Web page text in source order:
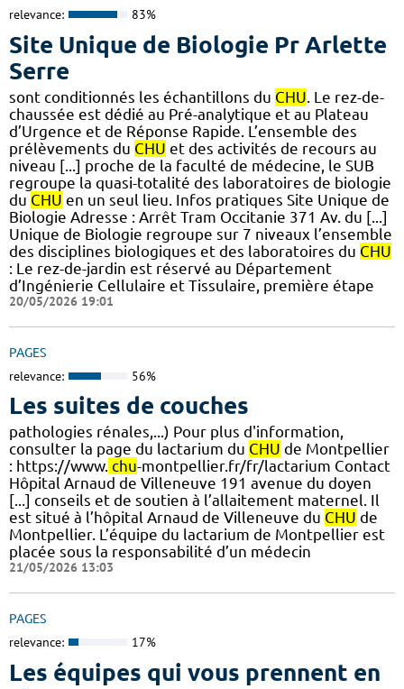
relevance: 83%
Site Unique de Biologie Pr Arlette
Serre
sont conditionnés les échantillons du CHU . Le rez-de-
chaussée est dédié au Pré-analytique et au Plateau
d’Urgence et de Réponse Rapide. L’ensemble des
prélèvements du CHU et des activités de recours au
niveau [...] proche de la faculté de médecine, le SUB
regroupe la quasi-totalité des laboratoires de biologie
du CHU en un seul lieu. Infos pratiques Site Unique de
Biologie Adresse : Arrêt Tram Occitanie 371 Av. du [...]
Unique de Biologie regroupe sur 7 niveaux l’ensemble
des disciplines biologiques et des laboratoires du CHU
: Le rez-de-jardin est réservé au Département
d’Ingénierie Cellulaire et Tissulaire, première étape
20/05/2026 19:01
PAGES
relevance: 56%
Les suites de couches
pathologies rénales,...) Pour plus d'information,
consulter la page du lactarium du CHU de Montpellier
: https://www. chu-montpellier.fr/fr/lactarium Contact
Hôpital Arnaud de Villeneuve 191 avenue du doyen
[...] conseils et de soutien à l’allaitement maternel. Il
est situé à l’hôpital Arnaud de Villeneuve du CHU de
Montpellier. L’équipe du lactarium de Montpellier est
placée sous la responsabilité d’un médecin
21/05/2026 13:03
PAGES
relevance: 17%
Les équipes qui vous prennent en